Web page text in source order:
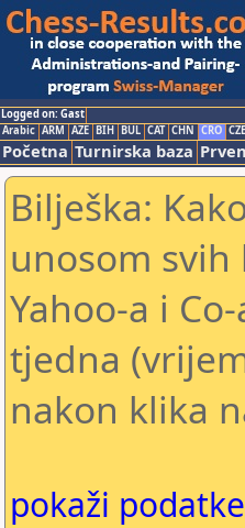
Logged on: Gast
Arabic ARM AZE BIH BUL CAT CHN CRO CZE
Početna Turnirska baza
Bilješka:
unosom
Yahoo-a i
tjedna
nakon klika
pokaži